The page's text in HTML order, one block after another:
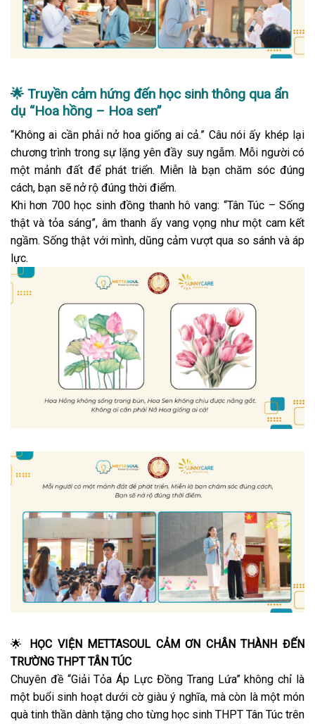
🌟 Truyền cảm hứng đến học sinh thông qua ẩn
dụ “Hoa hồng – Hoa sen”
“Không ai cần phải nở hoa giống ai cả.” Câu nói ấy khép lại
chương trình trong sự lặng yên đầy suy ngẫm. Mỗi người có
một mảnh đất để phát triển. Miễn là bạn chăm sóc đúng
cách, bạn sẽ nở rộ đúng thời điểm.
Khi hơn 700 học sinh đồng thanh hô vang: “Tân Túc – Sống
thật và tỏa sáng”, âm thanh ấy vang vọng như một cam kết
ngầm. Sống thật với mình, dũng cảm vượt qua so sánh và áp
lực.
🌟
HỌC VIỆN METTASOUL CẢM ƠN CHÂN THÀNH ĐẾN
TRƯỜNG THPT TÂN TÚC
Chuyên đề “Giải Tỏa Áp Lực Đồng Trang Lứa” không chỉ là
một buổi sinh hoạt dưới cờ giàu ý nghĩa, mà còn là một món
quà tinh thần dành tặng cho từng học sinh THPT Tân Túc trên